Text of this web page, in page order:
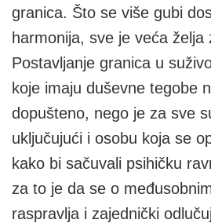
granica. Što se više gubi
harmonija, sve je veća želja
Postavljanje granica u
koje imaju duševne tegobe
dopušteno, nego je za sve
uključujući i osobu koja se
kako bi sačuvali psihičku
za to je da se o
raspravlja i zajednički